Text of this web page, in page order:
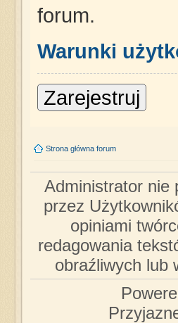
forum.
Warunki
Zarejestruj
Strona główna forum
Administrator nie
przez
opiniami
redagowania
obraźliwych lub